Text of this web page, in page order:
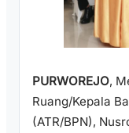
PURWOREJO,
Ruang/Kepala
(ATR/BPN),